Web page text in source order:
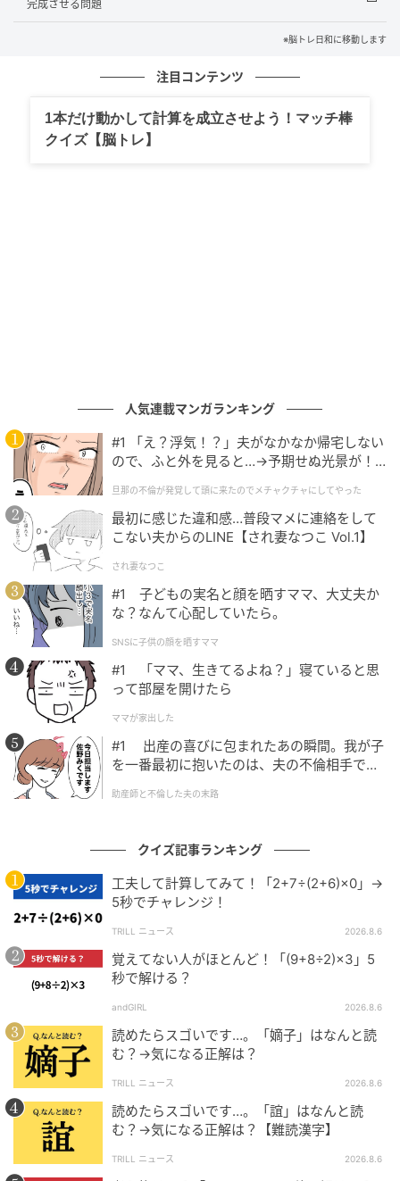
【四字熟語穴埋め】これ完成できる？時間の
経過を表す難しい表現「読めたら語彙力上級
完成させる問題
※脳トレ日和に移動します
注目コンテンツ
1本だけ動かして計算を成立させよう！マッチ棒
クイズ【脳トレ】
人気連載マンガランキング
#1 「え？浮気！？」夫がなかなか帰宅しない
ので、ふと外を見ると…→予期せぬ光景が！
クチャにしてやった
旦那の不倫が発覚して頭に来たのでメチャクチャにしてやった
最初に感じた違和感…普段マメに連絡をして
こない夫からのLINE【され妻なつこ Vol.1】
され妻なつこ
#1 子どもの実名と顔を晒すママ、大丈夫か
な？なんて心配していたら。
SNSに子供の顔を晒すママ
#1 「ママ、生きてるよね？」寝ていると思
って部屋を開けたら
ママが家出した
#1 出産の喜びに包まれたあの瞬間。我が子
を一番最初に抱いたのは、夫の不倫相手でし
助産師と不倫した夫の末路
クイズ記事ランキング
工夫して計算してみて！「2+7÷(2+6)×0」→
5秒でチャレンジ！
TRILL ニュース 2026.8.6
覚えてない人がほとんど！「(9+8÷2)×3」5
秒で解ける？
andGIRL 2026.8.6
読めたらスゴいです…。「嫡子」はなんと読
む？→気になる正解は？
TRILL ニュース 2026.8.6
読めたらスゴいです…。「誼」はなんと読
む？→気になる正解は？【難読漢字】
TRILL ニュース 2026.8.6